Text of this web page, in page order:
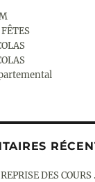
FÊTES
REPRISE DES